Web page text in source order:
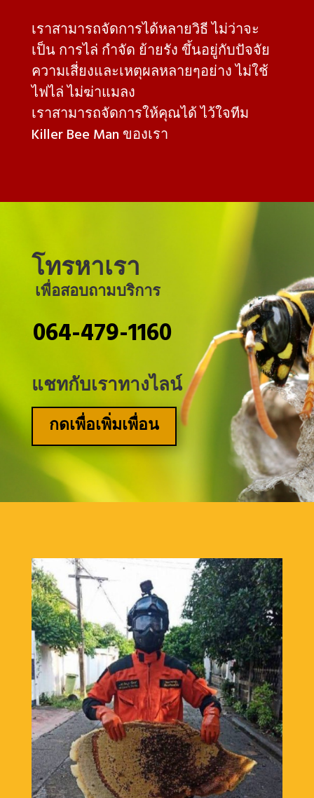
เราสามารถจัดการได้หลายวิธี ไม่ว่าจะ
เป็น การไล่ กำจัด ย้ายรัง ขึ้นอยู่กับปัจจัย
ความเสี่ยงและเหตุผลหลายๆอย่าง ไม่ใช้
ไฟไล่ ไม่ฆ่าแมลง
เราสามารถจัดการให้คุณได้ ไว้ใจทีม
Killer Bee Man ของเรา
โทรหาเรา
เพื่อสอบถามบริการ
064-479-1160
แชทกับเราทางไลน์
กดเพื่อเพิ่มเพื่อน